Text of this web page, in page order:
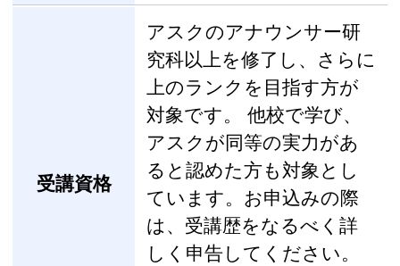
受講資格
アスクのアナウンサー研
究科以上を修了し、さらに
上のランクを目指す方が
対象です。 他校で学び、
アスクが同等の実力があ
ると認めた方も対象とし
ています。お申込みの際
は、受講歴をなるべく詳
しく申告してください。